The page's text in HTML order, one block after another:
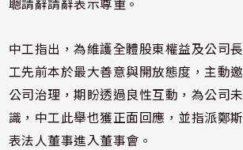
中工指出，為維護全體股東權益及公司
工先前本於最大善意與開放態度，主動
公司治理，期盼透過良性互動，為公司
識，中工此舉也獲正面回應，並指派鄭
表法人董事進入董事會。